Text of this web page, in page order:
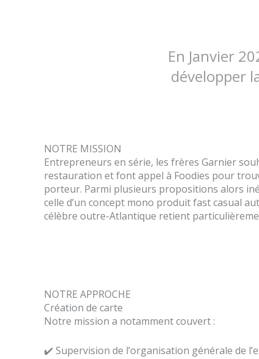
En Janvier
développer
NOTRE MISSION
Entrepreneurs en série, les frères Garnier
restauration et font appel à Foodies pour
porteur. Parmi plusieurs propositions alors
celle d’un concept mono produit fast casual
célèbre outre-Atlantique retient
NOTRE APPROCHE
Création de carte
Notre mission a notamment couvert :
✔️ Supervision de l’organisation générale de